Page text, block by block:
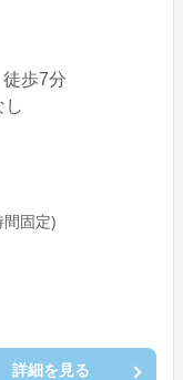
歩7分
し
間固定)
詳細を見る